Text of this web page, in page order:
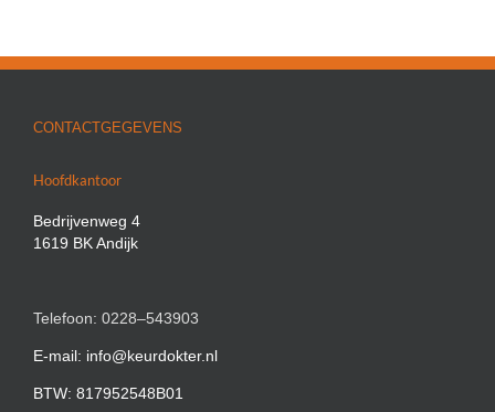
CONTACTGEGEVENS
Hoofdkantoor
Bedrijvenweg 4
1619 BK Andijk
Telefoon: 0228–543903
E-mail: info@keurdokter.nl
BTW: 817952548B01